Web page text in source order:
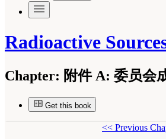
Radioactive
Chapter: 附件 A: 委员会
Get this book
<< Previous